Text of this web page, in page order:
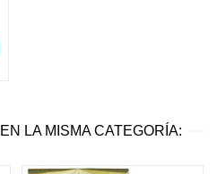
LA MISMA CATEGORÍA: